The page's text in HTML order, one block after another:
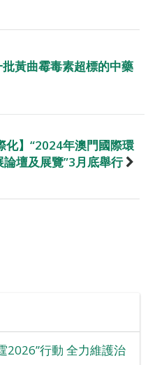
黃曲霉毒素超標的中藥
化】“2024年澳門國際環
壇及展覽”3月底舉行
2026”行動 全力維護治